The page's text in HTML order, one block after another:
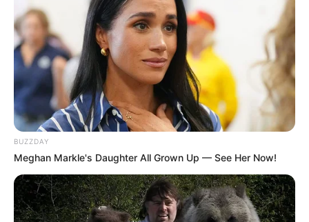
BUZZDAY
Meghan Markle's Daughter All Grown Up — See Her Now!